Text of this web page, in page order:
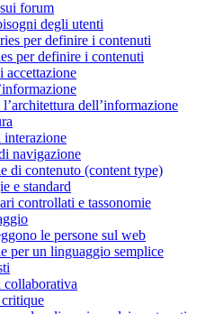
forum
degli utenti
per definire i contenuti
per definire i contenuti
accettazione
dell’informazione
navigazione
di contenuto (content type)
e standard
controllati e tassonomie
le persone sul web
per un linguaggio semplice
collaborativa